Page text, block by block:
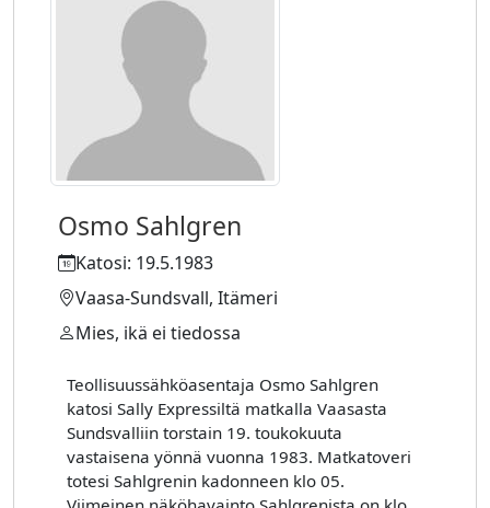
Osmo Sahlgren
Katosi: 19.5.1983
Vaasa-Sundsvall, Itämeri
Mies, ikä ei tiedossa
Teollisuussähköasentaja Osmo Sahlgren
katosi Sally Expressiltä matkalla Vaasasta
Sundsvalliin torstain 19. toukokuuta
vastaisena yönnä vuonna 1983. Matkatoveri
totesi Sahlgrenin kadonneen klo 05.